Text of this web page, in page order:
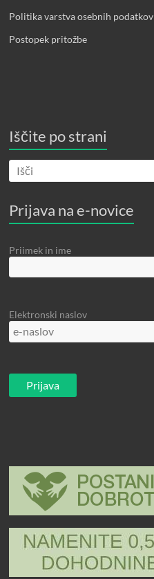
Politika varstva osebnih podatkov
Postopek pritožbe
Iščite po strani
Prijava na e-novice
Priimek in ime
Elektronski naslov